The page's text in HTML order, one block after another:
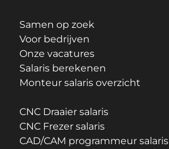
Samen op zoek
Voor bedrijven
Onze vacatures
Salaris berekenen
Monteur salaris overzicht
CNC Draaier salaris
CNC Frezer salaris
CAD/CAM programmeur salaris